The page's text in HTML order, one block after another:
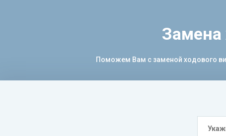
Замена
Поможем Вам с заменой ходового